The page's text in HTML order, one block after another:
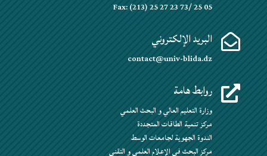
Fax: (213) 25 27 23 73/ 25 05
 البريد الإلكتروني
contact@univ-blida.dz
 روابط هامة
وزارة التعليم العالي و البحث العلمي
مركز تنمية الطاقات المتجددة
الندوة الجهوية لجامعات الوسط
مركز البحث في الإعلام العلمي و التقني